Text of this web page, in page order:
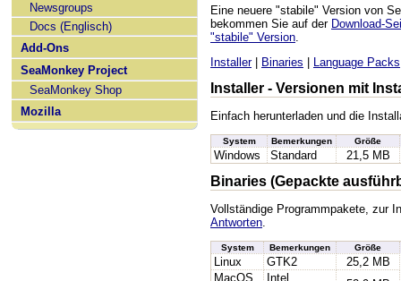
Newsgroups
Docs (Englisch)
Add-Ons
SeaMonkey Project
SeaMonkey Shop
Mozilla
Eine neuere "stabile" Version von
bekommen Sie auf der Download-
"stabile" Version
Installer| Binaries | Language Packs
Installer - Versionen mit
Einfach herunterladen und die
System Bemerkungen Größe
Windows Standard 21,5 MB
Binaries (Gepackte
Vollständige Programmpakete, zur
Antworten.
System Bemerkungen Größe
Linux GTK2
25,2 MB
MacOS
Intel